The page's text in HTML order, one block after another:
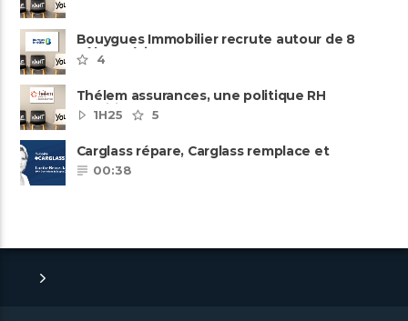
Bouygues Immobilier recrute autour de 8
pôles métiers
4
Thélem assurances, une politique RH
ambitieuse
1H25 5
Carglass répare, Carglass remplace et
Carglass embauche également.
00:38